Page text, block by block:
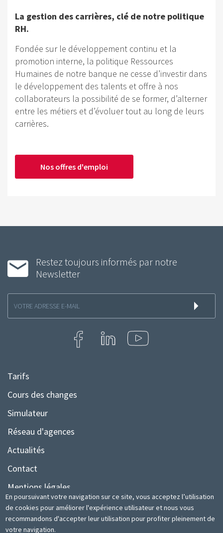
La gestion des carrières, clé de notre politique
RH.
Fondée sur le développement continu et la
promotion interne, la politique Ressources
Humaines de notre banque ne cesse d’investir dans
le développement des talents et offre à nos
collaborateurs la possibilité de se former, d’alterner
entre les métiers et d’évoluer tout au long de leurs
carrières.
Nos offres d'emploi
Restez toujours informés par notre
Newsletter
la
Menu
Pied
page
Tarifs
Cours des changes
Simulateur
Réseau d'agences
Actualités
Contact
Mentions légales
Plan du site
© TSB | 2020 Site web développé par
En poursuivant votre navigation sur ce site, vous acceptez l’utilisation
de cookies pour améliorer l'expérience utilisateur et nous vous
recommandons d'accepter leur utilisation pour profiter pleinement de
votre navigation.